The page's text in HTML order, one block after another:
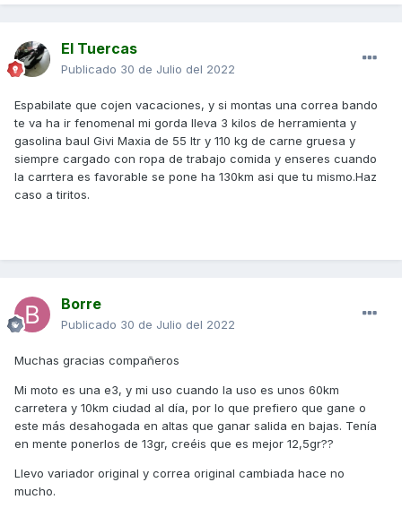
El Tuercas
Publicado 30 de Julio del 2022
Espabilate que cojen vacaciones, y si montas una correa bando
te va ha ir fenomenal mi gorda lleva 3 kilos de herramienta y
gasolina baul Givi Maxia de 55 ltr y 110 kg de carne gruesa y
siempre cargado con ropa de trabajo comida y enseres cuando
la carrtera es favorable se pone ha 130km asi que tu mismo.Haz
caso a tiritos.
Borre
Publicado 30 de Julio del 2022
Muchas gracias compañeros
Mi moto es una e3, y mi uso cuando la uso es unos 60km
carretera y 10km ciudad al día, por lo que prefiero que gane o
este más desahogada en altas que ganar salida en bajas. Tenía
en mente ponerlos de 13gr, creéis que es mejor 12,5gr??
Llevo variador original y correa original cambiada hace no
mucho.